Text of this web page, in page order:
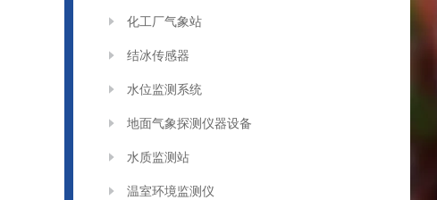
化工厂气象站
结冰传感器
水位监测系统
地面气象探测仪器设备
水质监测站
温室环境监测仪